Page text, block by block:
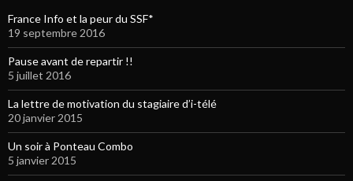
France Info et la peur du SSF*
19 septembre 2016
Pause avant de repartir !!
5 juillet 2016
La lettre de motivation du stagiaire d’i-télé
20 janvier 2015
Un soir à Ponteau Combo
5 janvier 2015